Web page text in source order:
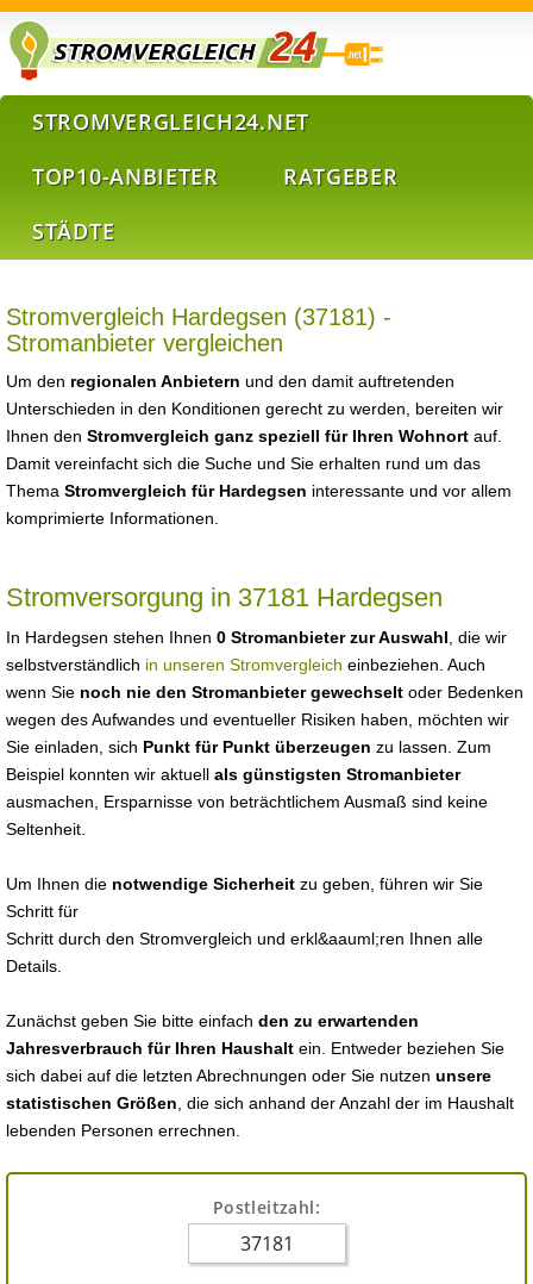
STROMVERGLEICH24.NET
TOP10-ANBIETER
RATGEBER
STÄDTE
Stromvergleich Hardegsen (37181) -
Stromanbieter vergleichen
Um den regionalen Anbietern und den damit auftretenden
Unterschieden in den Konditionen gerecht zu werden, bereiten wir
Ihnen den Stromvergleich ganz speziell für Ihren Wohnort auf.
Damit vereinfacht sich die Suche und Sie erhalten rund um das
Thema Stromvergleich für Hardegsen interessante und vor allem
komprimierte Informationen.
Stromversorgung in 37181 Hardegsen
In Hardegsen stehen Ihnen 0 Stromanbieter zur Auswahl , die wir
selbstverständlich in unseren Stromvergleich einbeziehen. Auch
wenn Sie noch nie den Stromanbieter gewechselt oder Bedenken
wegen des Aufwandes und eventueller Risiken haben, möchten wir
Sie einladen, sich Punkt für Punkt überzeugen zu lassen. Zum
Beispiel konnten wir aktuell als günstigsten Stromanbieter
ausmachen, Ersparnisse von beträchtlichem Ausmaß sind keine
Seltenheit.
Um Ihnen die notwendige Sicherheit zu geben, führen wir Sie
Schritt für
Schritt durch den Stromvergleich und erkl&aauml;ren Ihnen alle
Details.
Zunächst geben Sie bitte einfach den zu erwartenden
Jahresverbrauch für Ihren Haushalt ein. Entweder beziehen Sie
sich dabei auf die letzten Abrechnungen oder Sie nutzen unsere
statistischen Größen , die sich anhand der Anzahl der im Haushalt
lebenden Personen errechnen.
Postleitzahl: